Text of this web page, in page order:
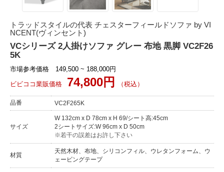
トラッドスタイルの代表 チェスターフィールドソファ by VI
NCENT(ヴィンセント)
VCシリーズ 2人掛けソファ グレー 布地 黒脚 VC2F26
5K
市場参考価格 149,500 ~ 188,000円
ビビココ業販価格
74,800円 （税込）
品番 VC2F265K
サイズ
W 132cm x D 78cm x H 69/シート高:45cm
2シートサイズ:W 96cm x D 50cm
※若干の誤差はお許し下さい
材質
天然木材、布地、シリコンフィル、ウレタンフォーム、ウ
ェービングテープ